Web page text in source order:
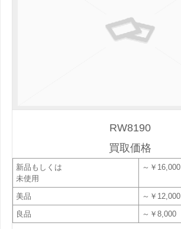
RW8190
買取価格
新品もしくは
未使用
～￥16,000
美品
～￥12,000
良品
～￥8,000